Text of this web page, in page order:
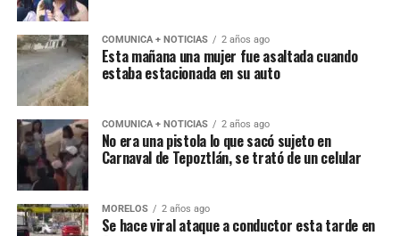
COMUNICA + NOTICIAS 2 años ago
Esta mañana una mujer fue asaltada cuando
estaba estacionada en su auto
COMUNICA + NOTICIAS 2 años ago
No era una pistola lo que sacó sujeto en
Carnaval de Tepoztlán, se trató de un celular
MORELOS 2 años ago
Se hace viral ataque a conductor esta tarde en